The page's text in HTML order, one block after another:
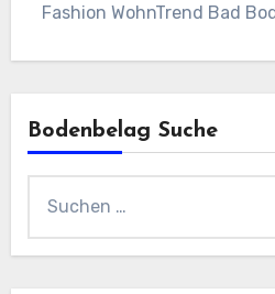
Fashion WohnTrend Bad
Bodenbelag Suche
nach: